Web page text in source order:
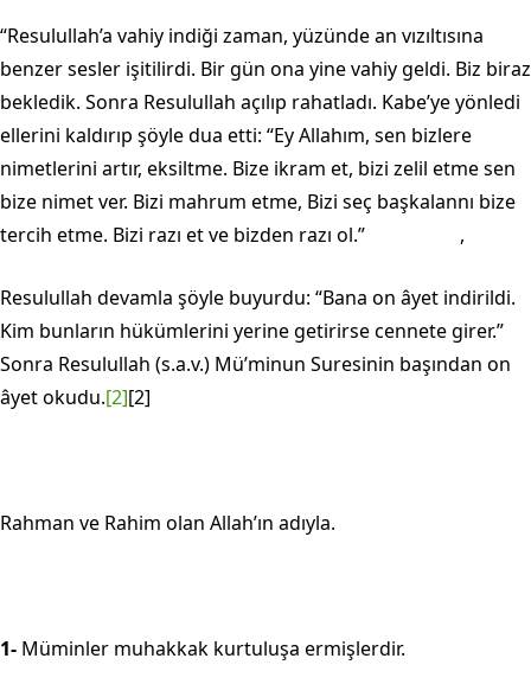
“Resulullah’a vahiy indiği zaman, yüzünde an vızıltısına
benzer sesler işitilirdi. Bir gün ona yine vahiy geldi. Biz biraz
bekledik. Sonra Resulullah açılıp rahatladı. Kabe’ye yönledi
ellerini kaldırıp şöyle dua etti: “Ey Allahım, sen bizlere
nimetlerini artır, eksiltme. Bize ikram et, bizi zelil etme sen
bize ni­met ver. Bizi mahrum etme, Bizi seç başkalannı bize
tercih etme. Bizi razı et ve bizden razı ol.” ,
Resulullah devamla şöyle buyurdu: “Bana on âyet indirildi.
Kim bunların hükümlerini yerine getirirse cennete girer.”
Sonra Resulullah (s.a.v.) Mü’minun Suresinin başından on
âyet okudu.[2][2]
Rahman ve Rahim olan Allah’ın adıyla.
1- Müminler muhakkak kurtuluşa ermişlerdir.